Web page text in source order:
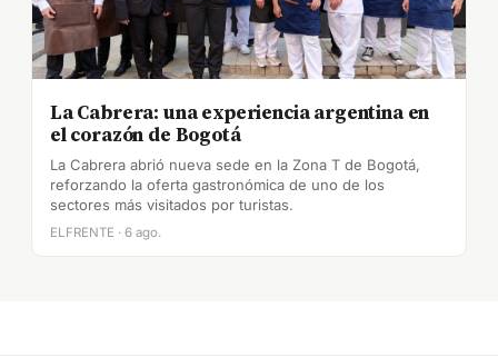
La Cabrera: una experiencia argentina en
el corazón de Bogotá
La Cabrera abrió nueva sede en la Zona T de Bogotá,
reforzando la oferta gastronómica de uno de los
sectores más visitados por turistas.
ELFRENTE · 6 ago.